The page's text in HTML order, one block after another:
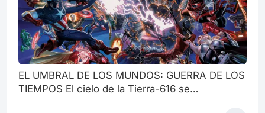
EL UMBRAL DE LOS MUNDOS: GUERRA DE LOS
TIEMPOS El cielo de la Tierra-616 se